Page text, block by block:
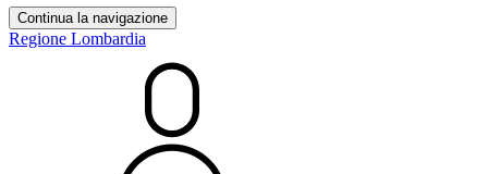
Continua la navigazione
Regione Lombardia